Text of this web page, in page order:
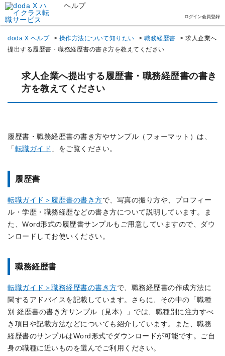
ヘルプ
ログイン会員登録
doda X ヘルプ > 操作方法について知りたい > 職務経歴書 > 求人企業へ
提出する履歴書・職務経歴書の書き方を教えてください
求人企業へ提出する履歴書・職務経歴書の書き
方を教えてください
履歴書・職務経歴書の書き方やサンプル（フォーマット）は、
「転職ガイド 」をご覧ください。
履歴書
転職ガイド＞履歴書の書き方で、写真の撮り方や、プロフィー
ル・学歴・職務経歴などの書き方について説明しています。ま
た、Word形式の履歴書サンプルもご用意していますので、ダウ
ンロードしてお使いください。
職務経歴書
転職ガイド＞職務経歴書の書き方で、職務経歴書の作成方法に
関するアドバイスを記載しています。さらに、その中の「職種
別 経歴書の書き方サンプル（見本）」では、職種別に注力すべ
き項目や記載方法などについても紹介しています。また、職務
経歴書のサンプルはWord形式でダウンロードが可能です。ご自
身の職種に近いものを選んでご利用ください。